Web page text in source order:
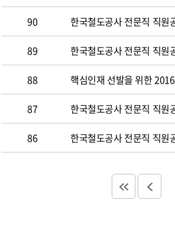
90 한국철도공사 전문직 직원
89 한국철도공사 전문직 직원
88 핵심인재 선발을 위한
87 한국철도공사 전문직 직원
86 한국철도공사 전문직 직원